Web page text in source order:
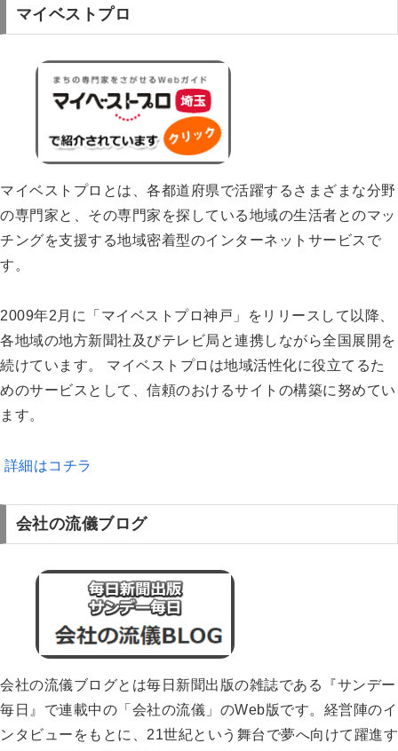
マイベストプロ
マイベストプロとは、各都道府県で活躍するさまざまな分野
の専門家と、その専門家を探している地域の生活者とのマッ
チングを支援する地域密着型のインターネットサービスで
す。
2009年2月に「マイベストプロ神戸」をリリースして以降、
各地域の地方新聞社及びテレビ局と連携しながら全国展開を
続けています。 マイベストプロは地域活性化に役立てるた
めのサービスとして、信頼のおけるサイトの構築に努めてい
ます。
詳細はコチラ
会社の流儀ブログ
会社の流儀ブログとは毎日新聞出版の雑誌である『サンデー
毎日』で連載中の「会社の流儀」のWeb版です。経営陣のイ
ンタビューをもとに、21世紀という舞台で夢へ向けて躍進す